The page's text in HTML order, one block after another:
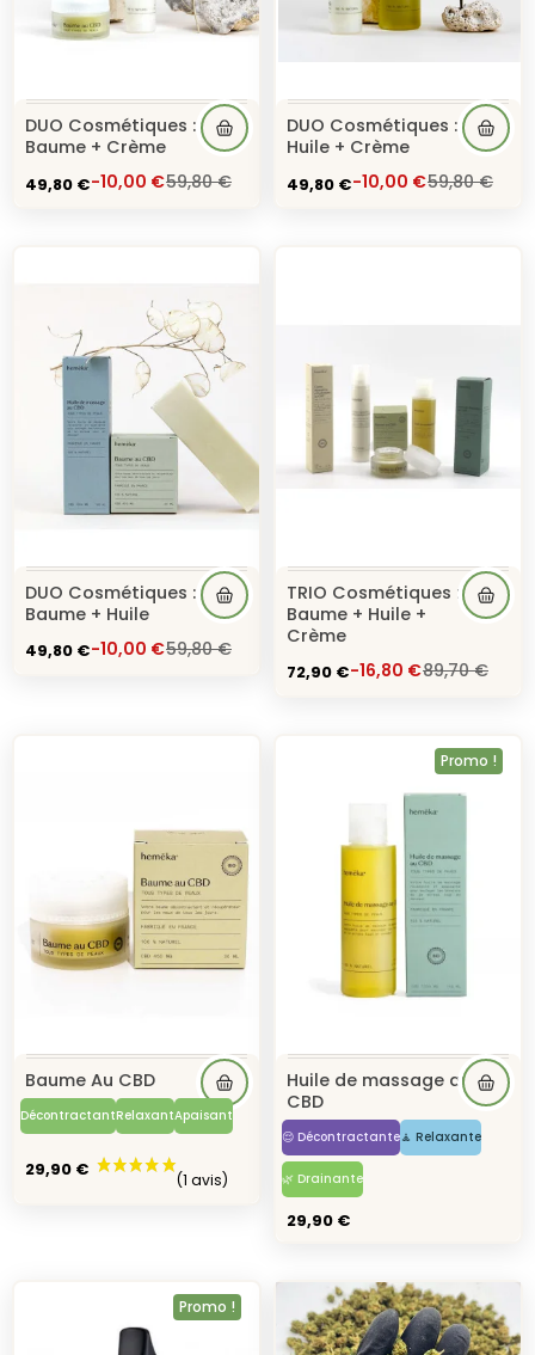
DUO Cosmétiques :
Baume + Crème
49,80 €-10,00 €59,80 €
DUO Cosmétiques :
Huile + Crème
49,80 €-10,00 €59,80 €
DUO Cosmétiques :
Baume + Huile
49,80 €-10,00 €59,80 €
TRIO Cosmétiques :
Baume + Huile +
Crème
72,90 €-16,80 €89,70 €
Baume Au CBD
DécontractantRelaxantApaisant
29,90 €
Promo !
Huile de massage au
CBD
😌 Décontractante🧘 Relaxante
🌿 Drainante
29,90 €
Promo !